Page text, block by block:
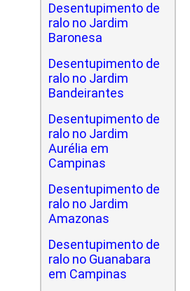
Desentupimento de
ralo no Jardim
Baronesa
Desentupimento de
ralo no Jardim
Bandeirantes
Desentupimento de
ralo no Jardim
Aurélia em
Campinas
Desentupimento de
ralo no Jardim
Amazonas
Desentupimento de
ralo no Guanabara
em Campinas